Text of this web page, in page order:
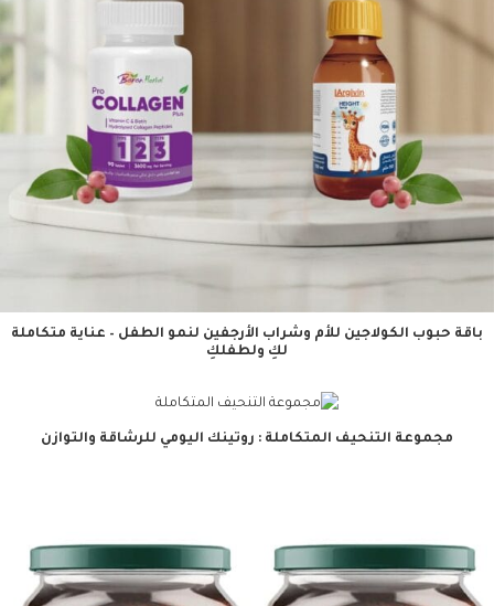
باقة حبوب الكولاجين للأم وشراب الأرجفين لنمو الطفل – عناية متكاملة
لكِ ولطفلكِ
مجموعة التنحيف المتكاملة : روتينك اليومي للرشاقة والتوازن